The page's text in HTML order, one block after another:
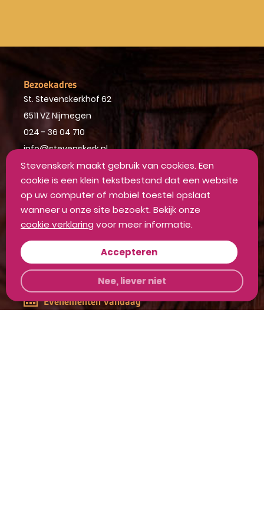
Bezoekadres
St. Stevenskerkhof 62
6511 VZ Nijmegen
024 - 36 04 710
info@stevenskerk.nl
Openingstijden vandaag
Geopend > 10:00 - 17:00
Evenementen vandaag
Stevenskerk maakt gebruik van cookies. Een
cookie is een klein tekstbestand dat een website
op uw computer of mobiel toestel opslaat
wanneer u onze site bezoekt. Bekijk onze
cookie verklaring voor meer informatie.
Accepteren
Nee, liever niet